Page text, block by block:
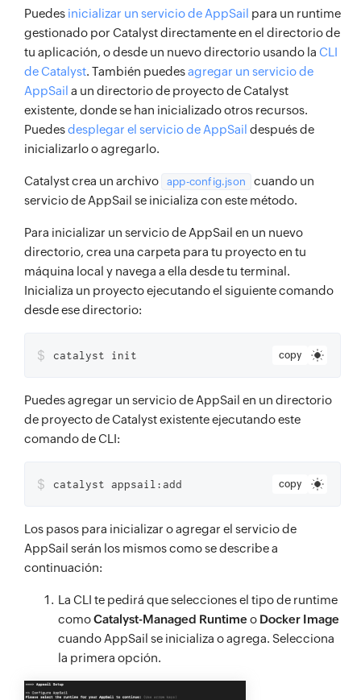
Puedes inicializar un servicio de AppSail para un runtime
gestionado por Catalyst directamente en el directorio de
tu aplicación, o desde un nuevo directorio usando la CLI
de Catalyst. También puedesagregar un servicio de
AppSail a un directorio de proyecto de Catalyst
existente, donde se han inicializado otros recursos.
Puedesdesplegar el servicio de AppSail después de
inicializarlo o agregarlo.
Catalyst crea un archivo app-config.json
cuando un
servicio de AppSail se inicializa con este método.
Para inicializar un servicio de AppSail en un nuevo
directorio, crea una carpeta para tu proyecto en tu
máquina local y navega a ella desde tu terminal.
Inicializa un proyecto ejecutando el siguiente comando
desde ese directorio:
copy
$ catalyst init
Puedes agregar un servicio de AppSail en un directorio
de proyecto de Catalyst existente ejecutando este
comando de CLI:
copy
$ catalyst appsail:add
Los pasos para inicializar o agregar el servicio de
AppSail serán los mismos como se describe a
continuación:
La CLI te pedirá que selecciones el tipo de runtime
comoCatalyst-Managed Runtime o Docker Image
cuando AppSail se inicializa o agrega. Selecciona
la primera opción.